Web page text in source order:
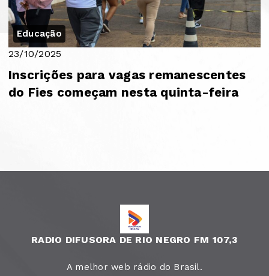
Educação
23/10/2025
Inscrições para vagas remanescentes
do Fies começam nesta quinta-feira
RADIO DIFUSORA DE RIO NEGRO FM 107,3
A melhor web rádio do Brasil.